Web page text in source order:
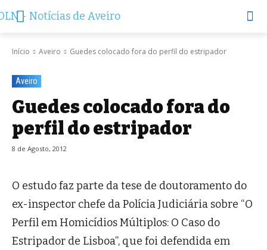
Início Aveiro Guedes colocado fora do perfil do estripador
Aveiro
Guedes colocado fora do
perfil do estripador
8 de Agosto, 2012
O estudo faz parte da tese de doutoramento do
ex-inspector chefe da Polícia Judiciária sobre “O
Perfil em Homicídios Múltiplos: O Caso do
Estripador de Lisboa”, que foi defendida em